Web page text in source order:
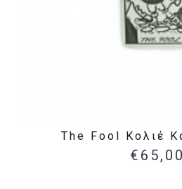
The Fool Κολιέ
€65,00